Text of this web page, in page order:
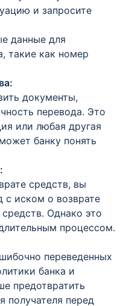
и запросите
данные для
такие как номер
документы,
перевода. Это
или любая другая
банку понять
средств, вы
с иском о возврате
Однако это
процессом.
переведенных
банка и
предотвратить
получателя перед